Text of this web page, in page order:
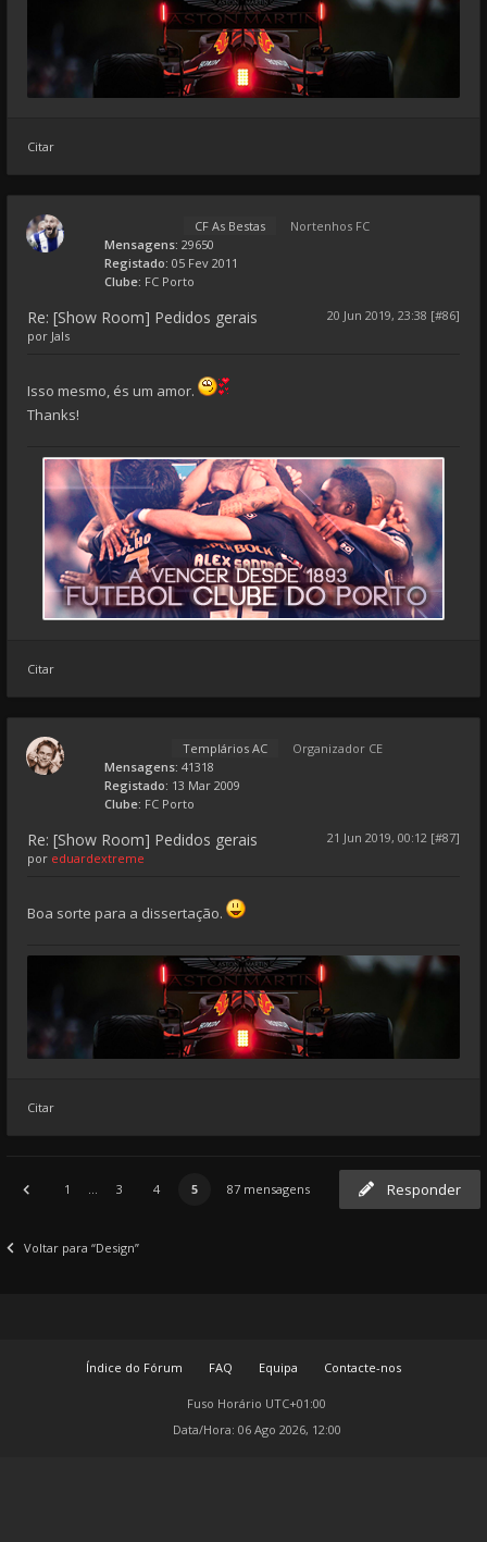
Citar
CF As Bestas
Nortenhos FC
Mensagens: 29650
Registado: 05 Fev 2011
Clube: FC Porto
Re: [Show Room] Pedidos gerais
20 Jun 2019, 23:38 [#86]
por Jals
Isso mesmo, és um amor.
Thanks!
Citar
Templários AC
Organizador CE
Mensagens: 41318
Registado: 13 Mar 2009
Clube: FC Porto
Re: [Show Room] Pedidos gerais
21 Jun 2019, 00:12 [#87]
por eduardextreme
Boa sorte para a dissertação.
Citar
1 ... 3 4 5 87 mensagens Responder
Voltar para “Design”
Índice do Fórum FAQ Equipa Contacte-nos
Fuso Horário UTC+01:00
Data/Hora: 06 Ago 2026, 12:00